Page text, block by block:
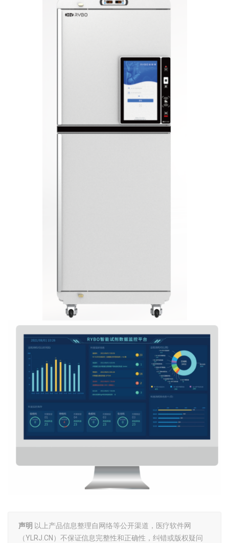
声明 以上产品信息整理自网络等公开渠道，医疗软件网
（YLRJ.CN）不保证信息完整性和正确性，纠错或版权疑问